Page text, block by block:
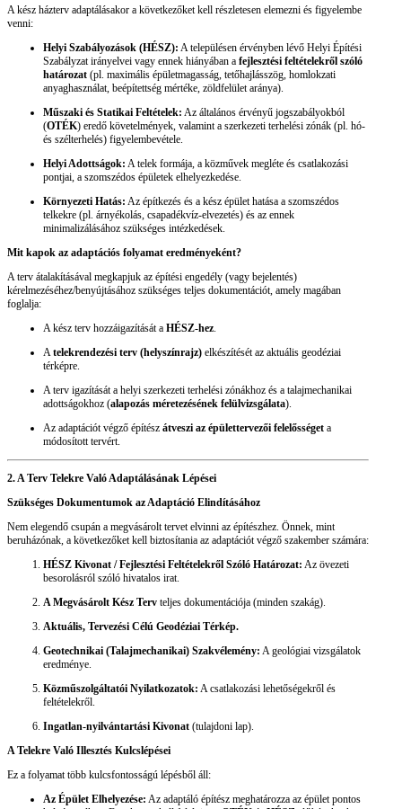
A kész házterv adaptálásakor a következőket kell részletesen elemezni és figyelembe
venni:
Helyi Szabályozások (HÉSZ): A településen érvényben lévő Helyi Építési
Szabályzat irányelvei vagy ennek hiányában a fejlesztési feltételekről szóló
határozat (pl. maximális épületmagasság, tetőhajlásszög, homlokzati
anyaghasználat, beépítettség mértéke, zöldfelület aránya).
Műszaki és Statikai Feltételek: Az általános érvényű jogszabályokból
(OTÉK) eredő követelmények, valamint a szerkezeti terhelési zónák (pl. hó-
és szélterhelés) figyelembevétele.
Helyi Adottságok: A telek formája, a közművek megléte és csatlakozási
pontjai, a szomszédos épületek elhelyezkedése.
Környezeti Hatás: Az építkezés és a kész épület hatása a szomszédos
telkekre (pl. árnyékolás, csapadékvíz-elvezetés) és az ennek
minimalizálásához szükséges intézkedések.
Mit kapok az adaptációs folyamat eredményeként?
A terv átalakításával megkapjuk az építési engedély (vagy bejelentés)
kérelmezéséhez/benyújtásához szükséges teljes dokumentációt, amely magában
foglalja:
A kész terv hozzáigazítását a HÉSZ-hez.
Atelekrendezési terv (helyszínrajz) elkészítését az aktuális geodéziai
térképre.
A terv igazítását a helyi szerkezeti terhelési zónákhoz és a talajmechanikai
adottságokhoz (alapozás méretezésének felülvizsgálata).
Az adaptációt végző építész átveszi az épülettervezői felelősséget a
módosított tervért.
2. A Terv Telekre Való Adaptálásának Lépései
Szükséges Dokumentumok az Adaptáció Elindításához
Nem elegendő csupán a megvásárolt tervet elvinni az építészhez. Önnek, mint
beruházónak, a következőket kell biztosítania az adaptációt végző szakember számára:
HÉSZ Kivonat / Fejlesztési Feltételekről Szóló Határozat: Az övezeti
besorolásról szóló hivatalos irat.
A Megvásárolt Kész Terv teljes dokumentációja (minden szakág).
Aktuális, Tervezési Célú Geodéziai Térkép.
Geotechnikai (Talajmechanikai) Szakvélemény: A geológiai vizsgálatok
eredménye.
Közműszolgáltatói Nyilatkozatok: A csatlakozási lehetőségekről és
feltételekről.
Ingatlan-nyilvántartási Kivonat (tulajdoni lap).
A Telekre Való Illesztés Kulcslépései
Ez a folyamat több kulcsfontosságú lépésből áll:
Az Épület Elhelyezése: Az adaptáló építész meghatározza az épület pontos